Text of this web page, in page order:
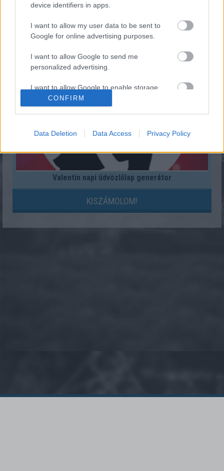
device identifiers in apps.
I want to allow my user data to be sent to
Google for online advertising purposes.
I want to allow Google to send me
personalized advertising.
I want to allow Google to enable storage
related to analytics like cookies on web or
device identifiers in apps.
I want to allow Google to enable storage
related to functionality of the website or app.
I want to allow Google to enable storage
related to personalization.
I want to allow Google to enable storage
related to security, including authentication
functionality and fraud prevention, and other
CONFIRM
Data Deletion Data Access Privacy Policy
Hány 3-as látható a telefon kijelzőjén?
Valentin napi üdvözlőlap generátor
KISZÁMOLOM!